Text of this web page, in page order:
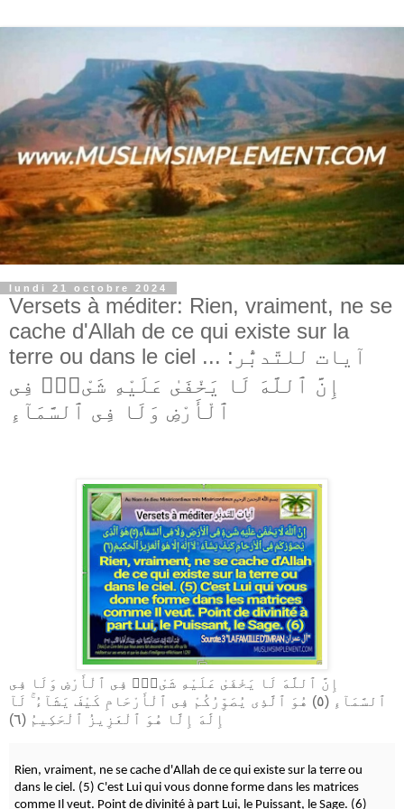
lundi 21 octobre 2024
Versets à méditer: Rien, vraiment, ne se
cache d'Allah de ce qui existe sur la
terre ou dans le ciel ... آيات للتّدبُّر:
إِنَّ ٱللَّهَ لَا يَخْفَىٰ عَلَيْهِ شَىْءٌۭ فِى
ٱلْأَرْضِ وَلَا فِى ٱلسَّمَآءِ
إِنَّ ٱللَّهَ لَا يَخْفَىٰ عَلَيْهِ شَىْءٌۭ فِى ٱلْأَرْضِ وَلَا فِى
ٱلسَّمَآءِ (٥) هُوَ ٱلَّذِى يُصَوِّرُكُمْ فِى ٱلْأَرْحَامِ كَيْفَ يَشَآءُ
ۚ لَآ
إِلَٰهَ إِلَّا هُوَ ٱلْعَزِيزُ ٱلْحَكِيمُ (٦)
Rien, vraiment, ne se cache d'Allah de ce qui existe sur la terre ou
dans le ciel. (5) C'est Lui qui vous donne forme dans les matrices
comme Il veut. Point de divinité à part Lui, le Puissant, le Sage. (6)